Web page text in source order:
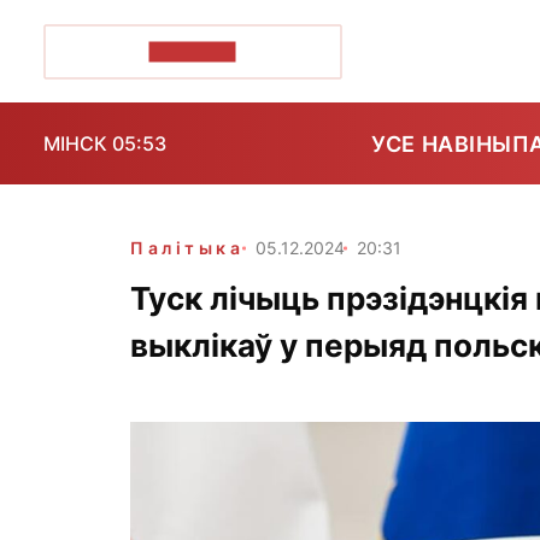
МІНСК 05:53 УСЕ НАВІНЫ
Палітыка 05.12.2024 20:31
Туск лічыць
выклікаў у перыяд